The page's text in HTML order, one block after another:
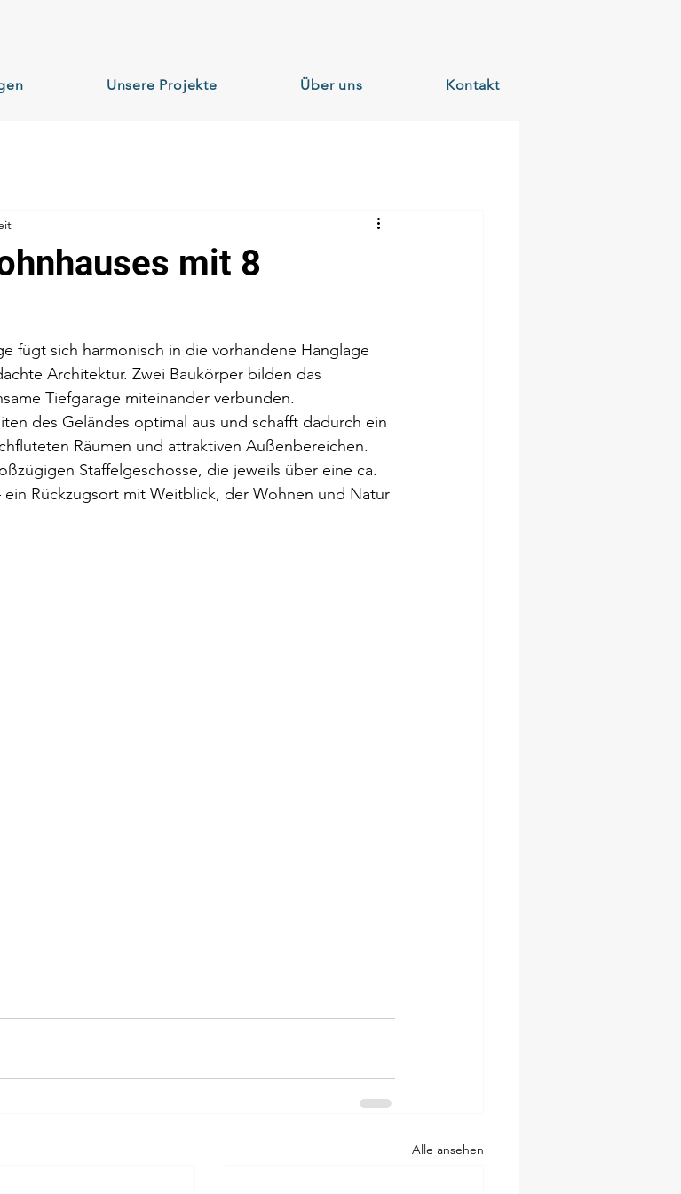
Unsere Projekte Über uns Kontakt
mit 8
fügt sich harmonisch in die vorhandene Hanglage
Architektur. Zwei Baukörper bilden das
Tiefgarage miteinander verbunden.
des Geländes optimal aus und schafft dadurch ein
Räumen und attraktiven Außenbereichen.
Staffelgeschosse, die jeweils über eine ca.
ein Rückzugsort mit Weitblick, der Wohnen und Natur
Alle ansehen